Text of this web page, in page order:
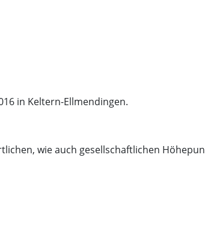
in Keltern-Ellmendingen.
wie auch gesellschaftlichen